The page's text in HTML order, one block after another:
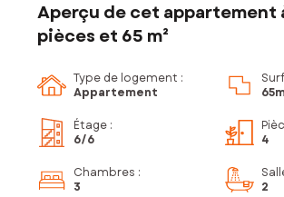
Aperçu de cet appartement
pièces et 65 m²
Type de logement :
Appartement
Étage :
6/6
4
Chambres :
3
2